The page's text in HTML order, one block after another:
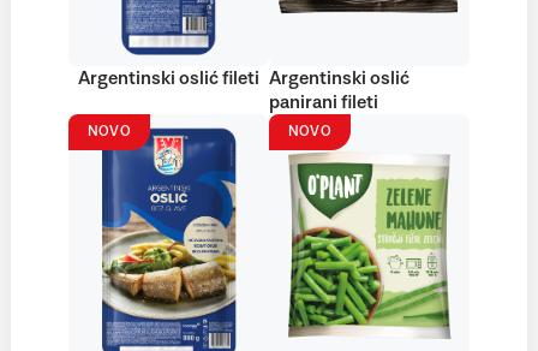
Argentinski oslić fileti Argentinski oslić
panirani fileti
NOVO NOVO